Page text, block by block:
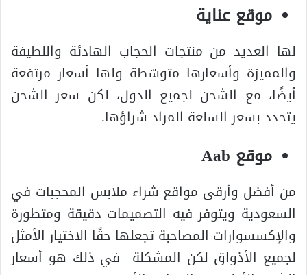
موقع عناية
لها العديد من منتجات الحجاب الهادئة واللطيفة
والمميزة وأسعارها متوسّطة ولها أسعار مرتفعة
أيضًا، مع الشحن لجميع الدول، لكن سعر الشحن
يتحدد بسعر السلعة المراد شراؤها.
موقع Aab
من أفضل وأرقى مواقع شراء ملابس المحجبات في
السعودية ويتوفر فيه التصميمات دقيقة ومتطورة
والإكسسوارات المصاحبة تجعلها حقًا الاختيار الأمثل
لجميع الأذواق لكن المشكلة في ذلك هو أسعار